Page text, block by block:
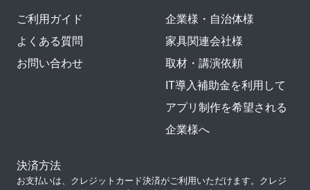
ご利用ガイド
よくある質問
お問い合わせ
企業様・自治体様
家具関連会社様
取材・講演依頼
IT導入補助金を利用して
アプリ制作を希望される
企業様へ
決済方法
お支払いは、クレジットカード決済がご利用いただけます。クレジ